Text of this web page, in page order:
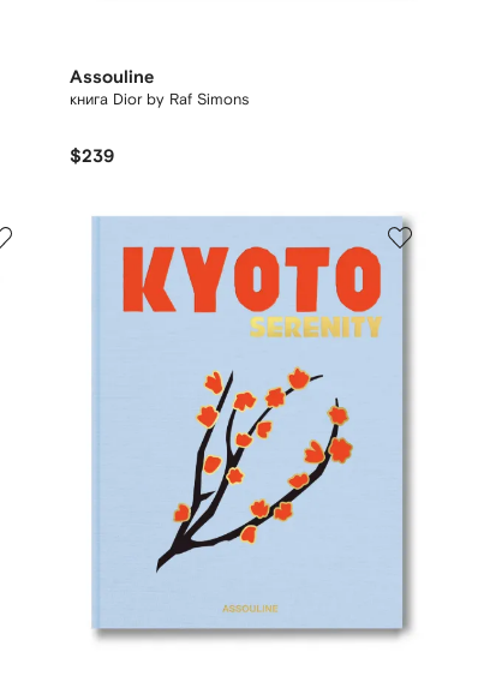
Assouline
книга Dior by Raf Simons
$239